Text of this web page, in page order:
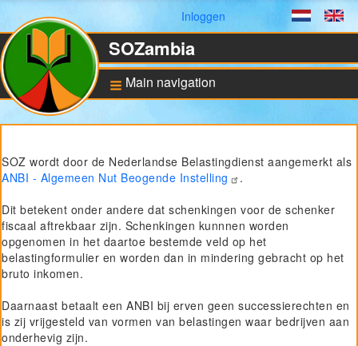
Dutch
Gebruikersmenu
Inloggen
SOZambia
Main navigation
De situatie in Zambia
Educatie en sociale
Bankrekening en ANBI
status
Computers in Technical
Applications
SOZ wordt door de Nederlandse Belastingdienst aangemerkt als
ANBI - Algemeen Nut Beogende Instelling
.
Dit betekent onder andere dat schenkingen voor de schenker
fiscaal aftrekbaar zijn. Schenkingen kunnnen worden
opgenomen in het daartoe bestemde veld op het
belastingformulier en worden dan in mindering gebracht op het
bruto inkomen.
Daarnaast betaalt een ANBI bij erven geen successierechten en
is zij vrijgesteld van vormen van belastingen waar bedrijven aan
onderhevig zijn.